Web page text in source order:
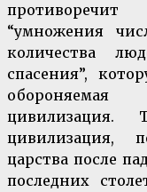
“умножения
количества
спасения”,
цивилизация.
цивилизация,
царства после
последних